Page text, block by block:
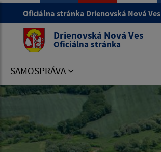
Oficiálna stránka Drienovská Nová Ves
Drienovská Nová Ves
Oficiálna stránka
SAMOSPRÁVA